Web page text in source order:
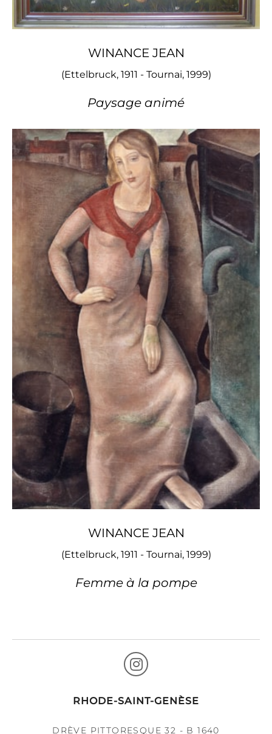
WINANCE JEAN
(Ettelbruck, 1911 - Tournai, 1999)
Paysage animé
WINANCE JEAN
(Ettelbruck, 1911 - Tournai, 1999)
Femme à la pompe
RHODE-SAINT-GENÈSE
DRÈVE PITTORESQUE 32 - B 1640